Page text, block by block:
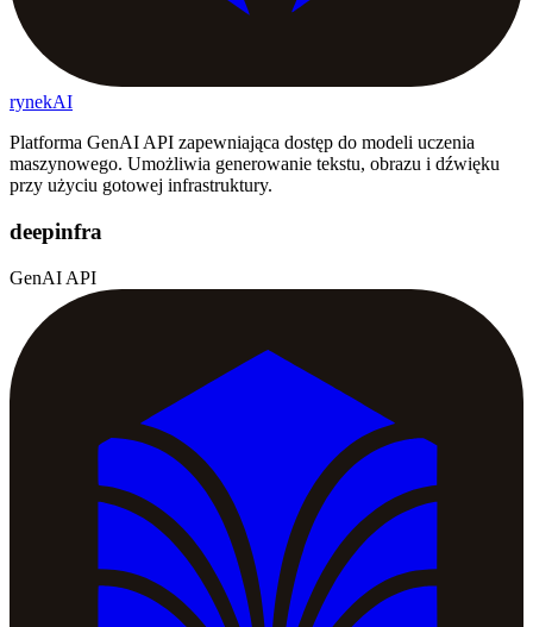
rynekAI
Platforma GenAI API zapewniająca dostęp do modeli uczenia
maszynowego. Umożliwia generowanie tekstu, obrazu i dźwięku
przy użyciu gotowej infrastruktury.
deepinfra
GenAI API